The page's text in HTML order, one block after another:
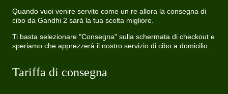
Quando vuoi venire servito come un re allora la consegna di
cibo da Gandhi 2 sarà la tua scelta migliore.
Ti basta selezionare "Consegna" sulla schermata di checkout e
speriamo che apprezzerà il nostro servizio di cibo a domicilio.
Tariffa di consegna